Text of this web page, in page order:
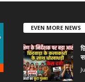
EVEN MORE NEWS